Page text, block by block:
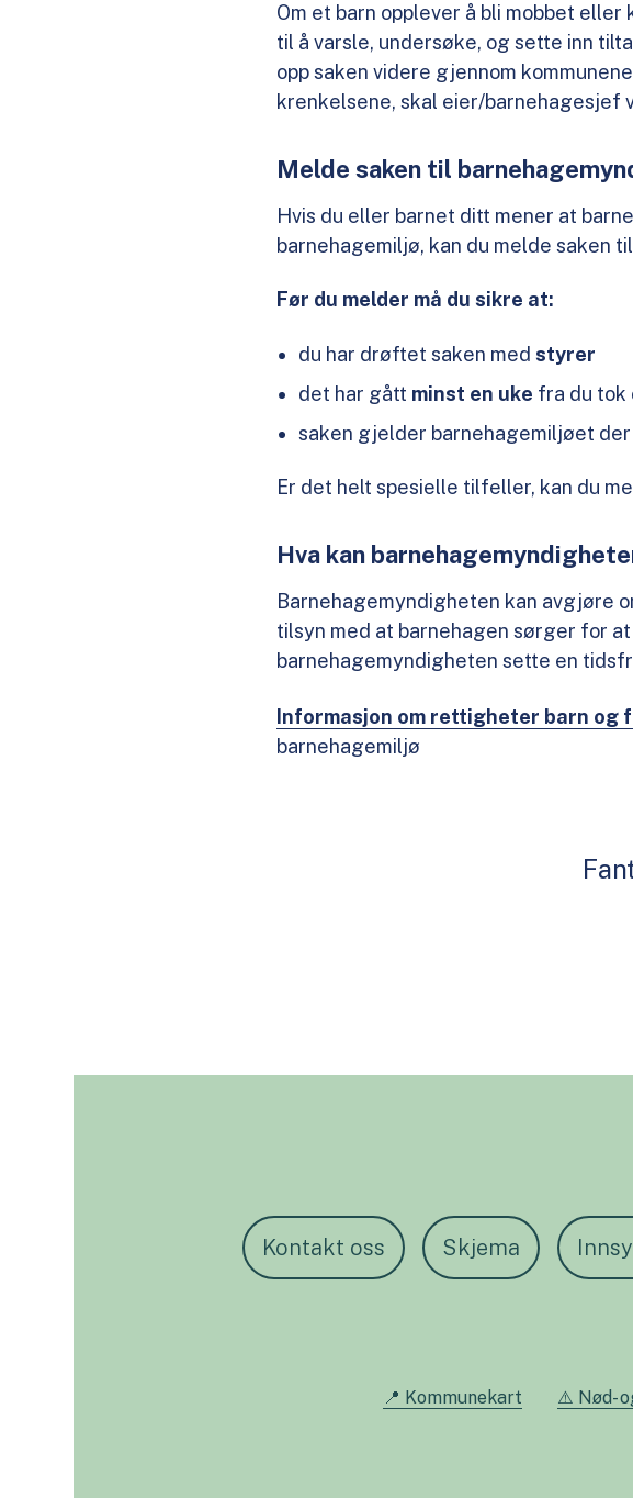
Om et barn opplever å bli mobbet
til å varsle, undersøke, og sette inn
opp saken videre gjennom
krenkelsene, skal eier/barnehagesjef
Melde saken til
Hvis du eller barnet ditt mener at
barnehagemiljø, kan du melde saken
Før du melder må du sikre at:
du har drøftet saken med styrer
det har gått minst en uke fra du tok
saken gjelder barnehagemiljøet der
Er det helt spesielle tilfeller, kan du
Hva kan
Barnehagemyndigheten kan avgjøre
tilsyn med at barnehagen sørger for
barnehagemyndigheten sette en
Informasjon om rettigheter barn og
barnehagemiljø
Kontakt oss Skjema
📍 Kommunekart ⚠️ Nød-